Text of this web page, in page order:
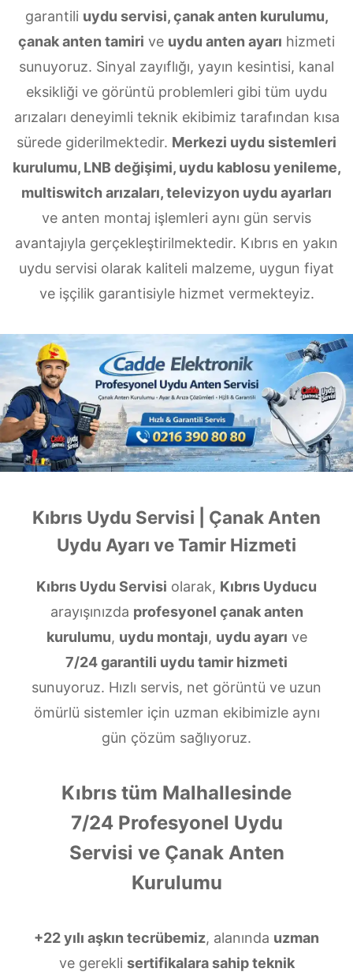
garantili uydu servisi, çanak anten kurulumu,
çanak anten tamiri ve uydu anten ayarı hizmeti
sunuyoruz. Sinyal zayıflığı, yayın kesintisi, kanal
eksikliği ve görüntü problemleri gibi tüm uydu
arızaları deneyimli teknik ekibimiz tarafından kısa
sürede giderilmektedir. Merkezi uydu sistemleri
kurulumu, LNB değişimi, uydu kablosu yenileme,
multiswitch arızaları, televizyon uydu ayarları
ve anten montaj işlemleri aynı gün servis
avantajıyla gerçekleştirilmektedir. Kıbrıs en yakın
uydu servisi olarak kaliteli malzeme, uygun fiyat
ve işçilik garantisiyle hizmet vermekteyiz.
Kıbrıs Uydu Servisi | Çanak Anten
Uydu Ayarı ve Tamir Hizmeti
Kıbrıs Uydu Servisi olarak, Kıbrıs Uyducu
arayışınızda profesyonel çanak anten
kurulumu, uydu montajı, uydu ayarı ve
7/24 garantili uydu tamir hizmeti
sunuyoruz. Hızlı servis, net görüntü ve uzun
ömürlü sistemler için uzman ekibimizle aynı
gün çözüm sağlıyoruz.
Kıbrıs tüm Malhallesinde
7/24 Profesyonel Uydu
Servisi ve Çanak Anten
Kurulumu
+22 yılı aşkın tecrübemiz, alanında uzman
ve gerekli sertifikalara sahip teknik